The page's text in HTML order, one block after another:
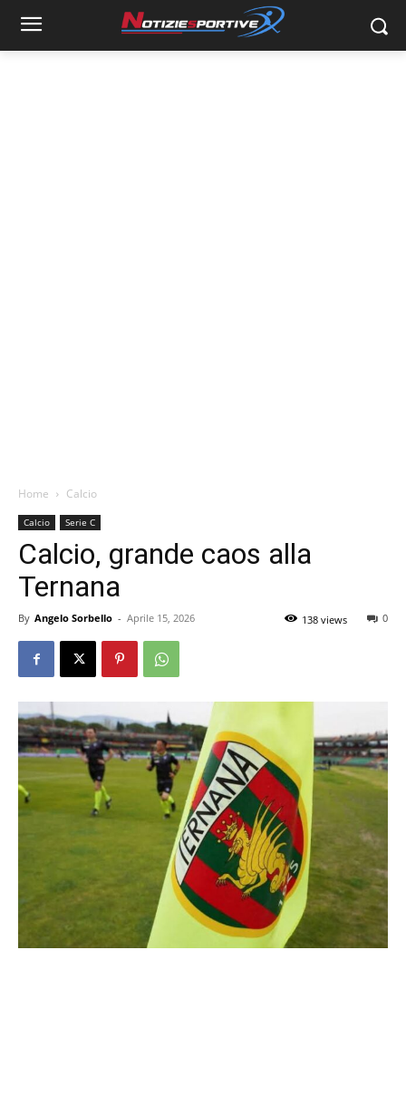
Home Calcio
Calcio Serie C
Calcio, grande caos alla
Ternana
By Angelo Sorbello - Aprile 15, 2026 0
138 views